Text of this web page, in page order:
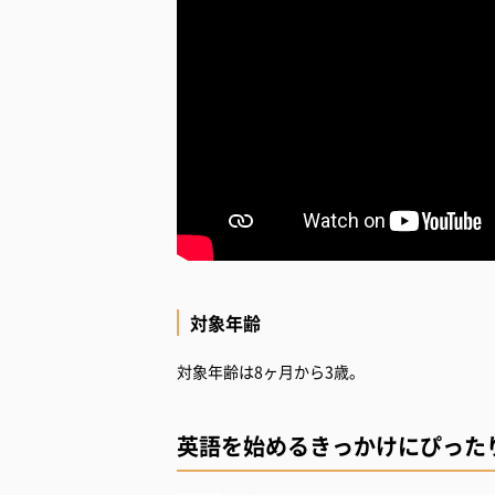
対象年齢
対象年齢は8ヶ月から3歳。
英語を始めるきっかけにぴった